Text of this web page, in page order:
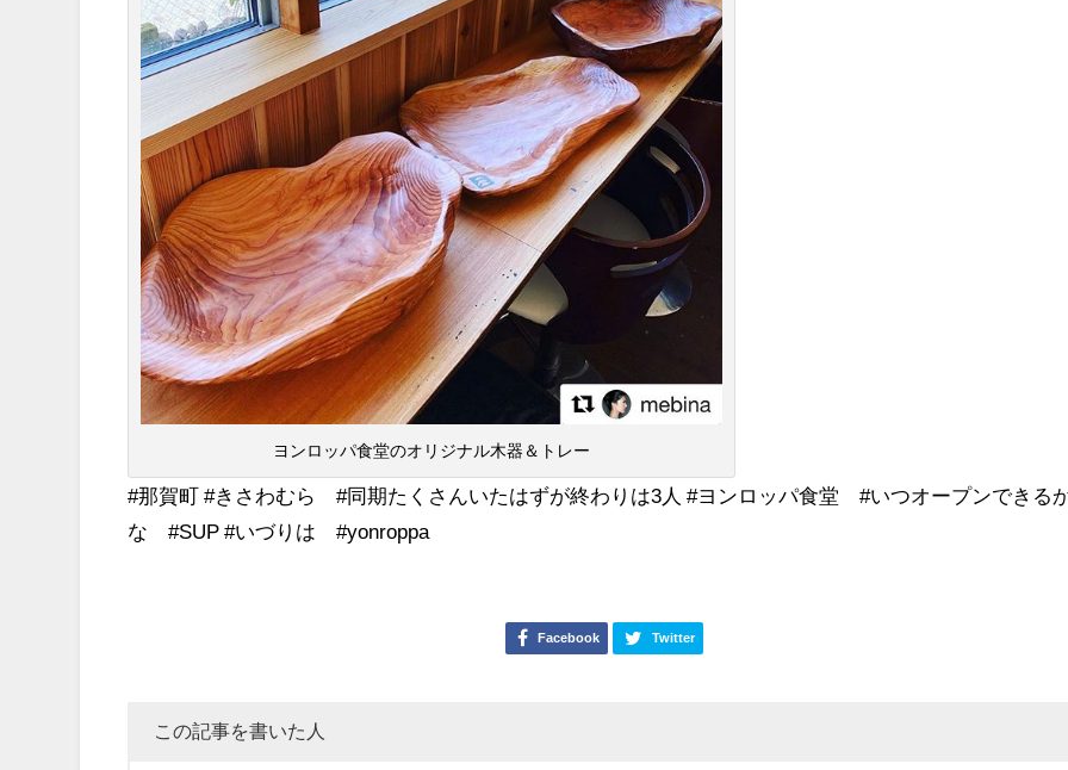
ヨンロッパ食堂のオリジナル木器＆トレー
#那賀町 #きさわむら #同期たくさんいたはずが終わりは3人 #ヨンロッパ食堂 #いつオープンできる
な #SUP #いづりは #yonroppa
Facebook Twitter
この記事を書いた人